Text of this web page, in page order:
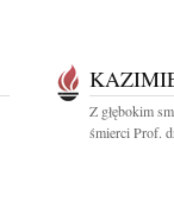
Z głębokim
śmierci Prof.